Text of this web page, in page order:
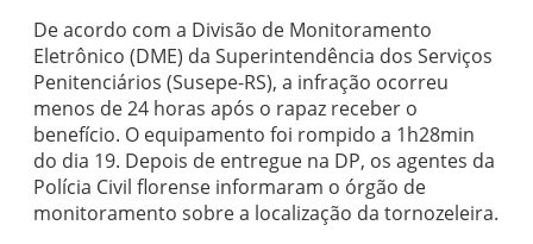
De acordo com a Divisão de Monitoramento
Eletrônico (DME) da Superintendência dos Serviços
Penitenciários (Susepe-RS), a infração ocorreu
menos de 24 horas após o rapaz receber o
benefício. O equipamento foi rompido a 1h28min
do dia 19. Depois de entregue na DP, os agentes da
Polícia Civil florense informaram o órgão de
monitoramento sobre a localização da tornozeleira.